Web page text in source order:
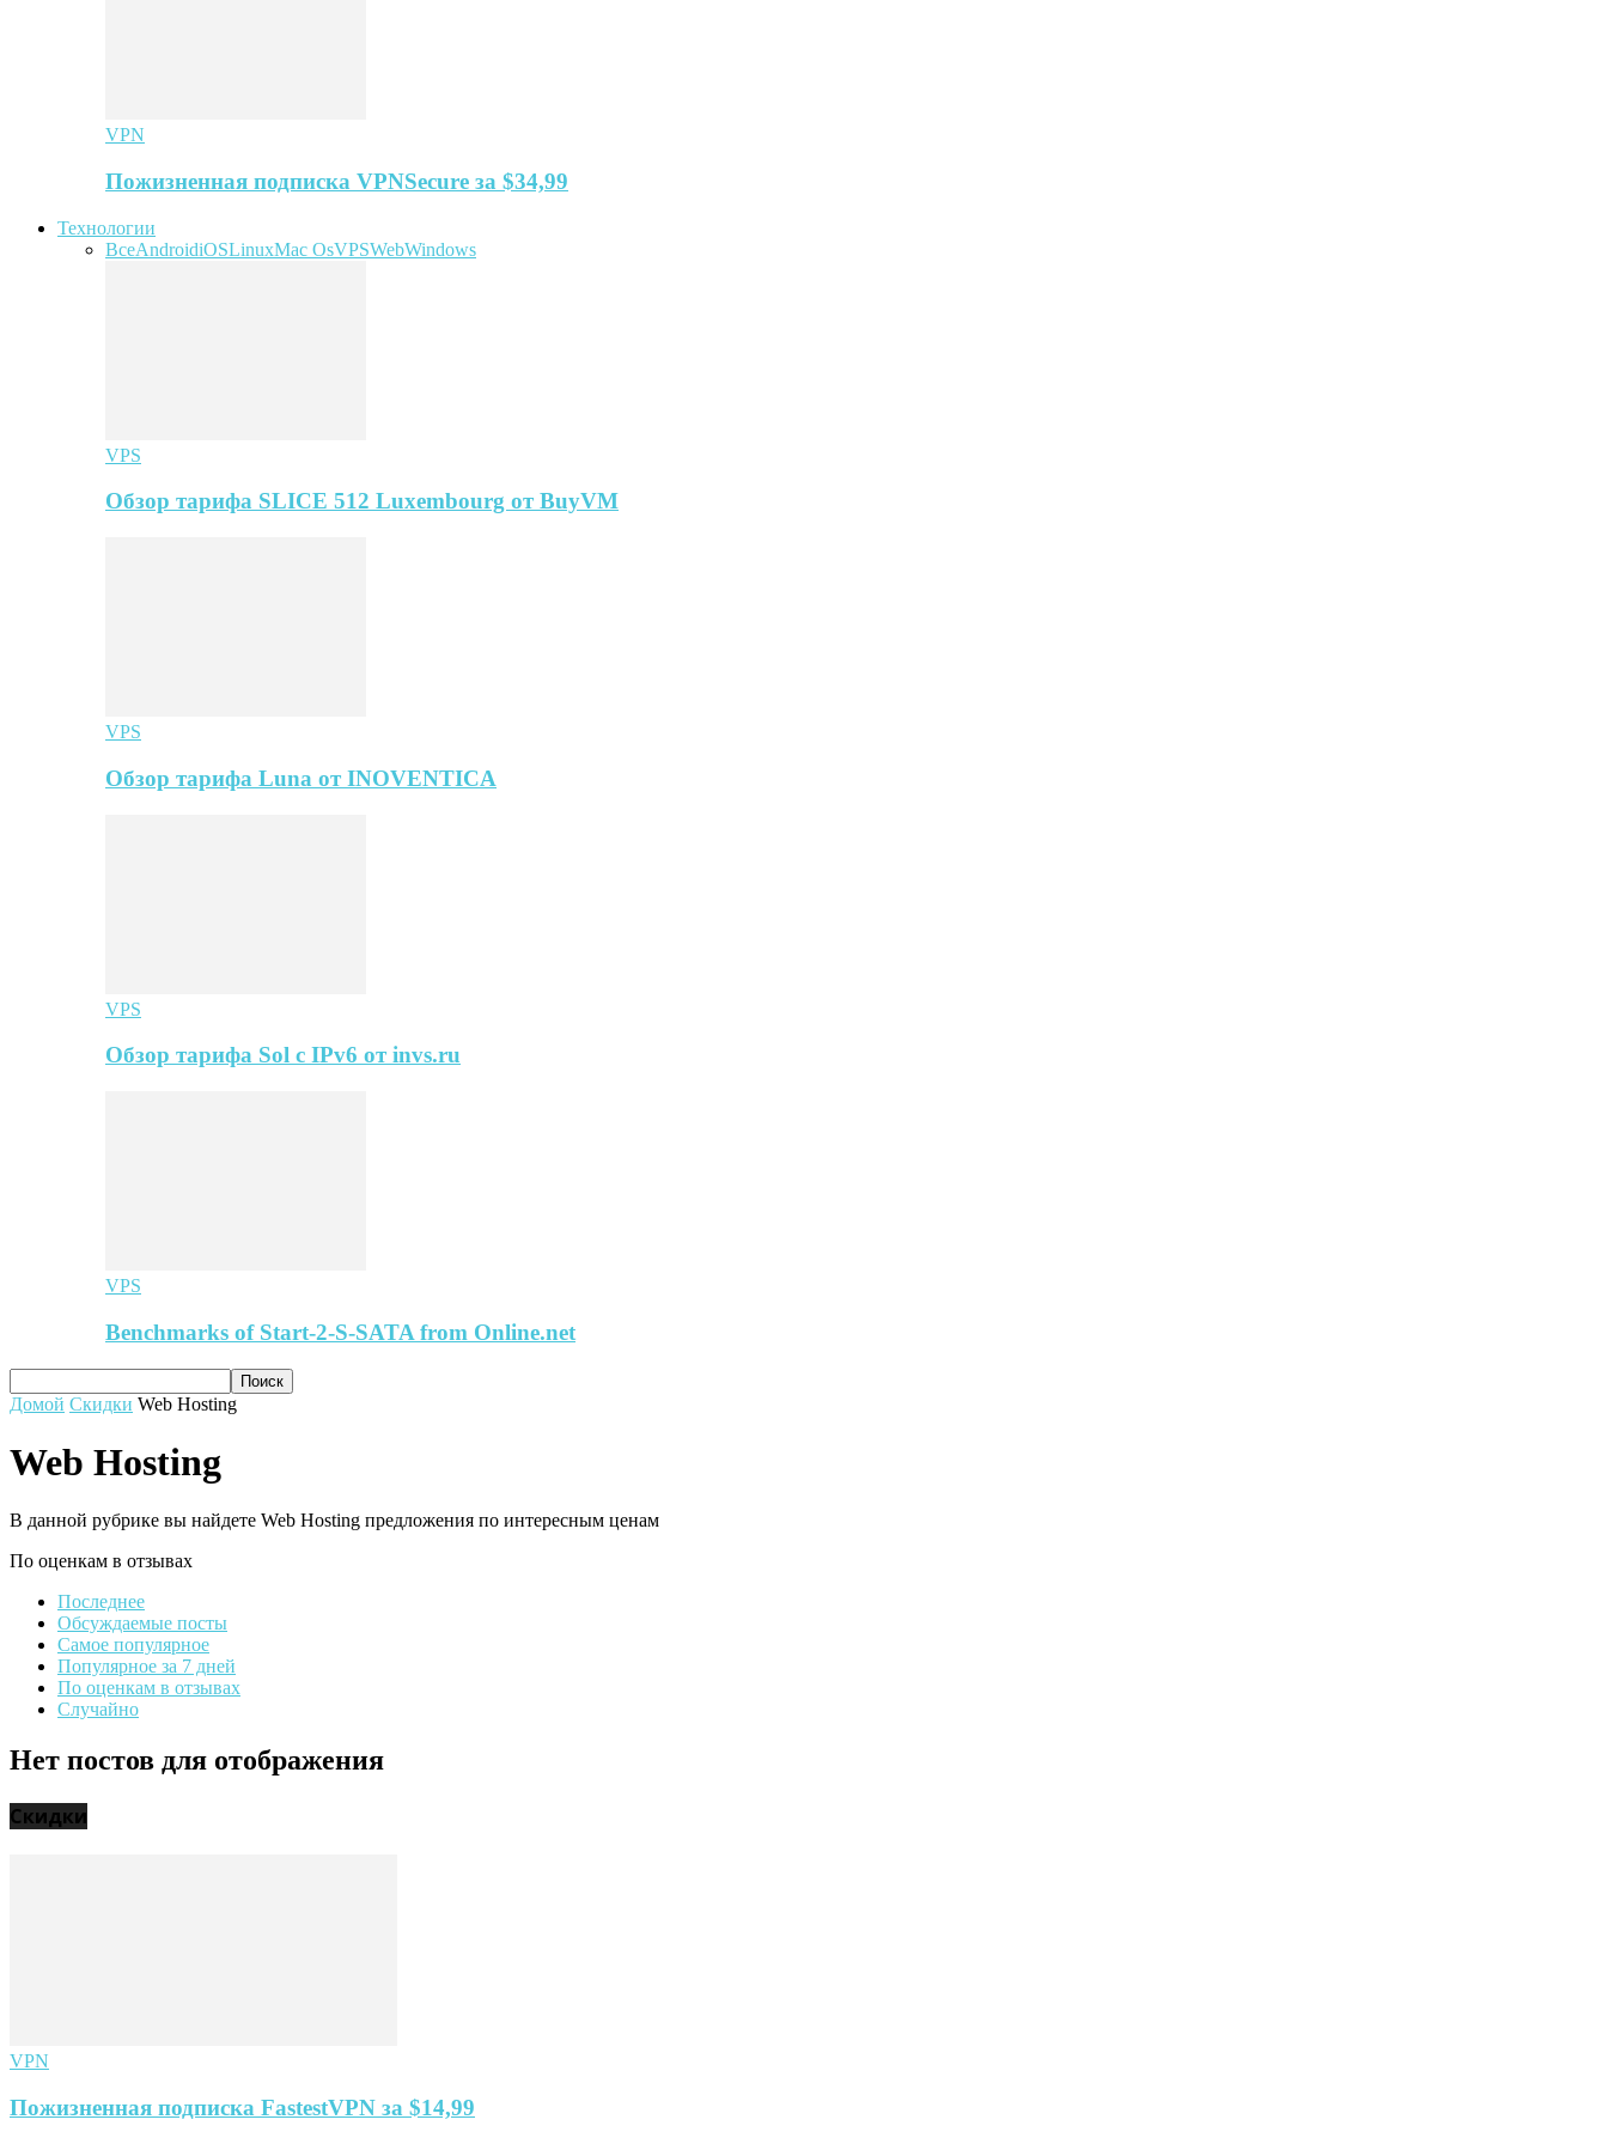
VPN
Пожизненная подписка VPNSecure за $34,99
Технологии
ВсеAndroidiOSLinuxMac OsVPSWebWindows
VPS
Обзор тарифа SLICE 512 Luxembourg от BuyVM
VPS
Обзор тарифа Luna от INOVENTICA
VPS
Обзор тарифа Sol с IPv6 от invs.ru
VPS
Benchmarks of Start-2-S-SATA from Online.net
Домой Скидки Web Hosting
Web Hosting
В данной рубрике вы найдете Web Hosting предложения по интересным ценам
По оценкам в отзывах
Последнее
Обсуждаемые посты
Самое популярное
Популярное за 7 дней
По оценкам в отзывах
Случайно
Нет постов для отображения
Скидки
VPN
Пожизненная подписка FastestVPN за $14,99